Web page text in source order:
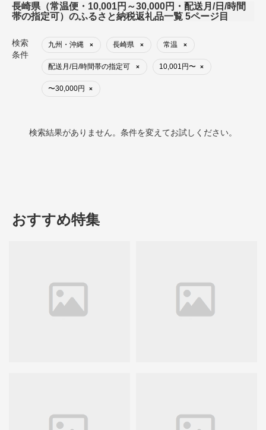
長崎県（常温便・10,001円～30,000円・配送月/日/時間
帯の指定可）のふるさと納税返礼品一覧 5ページ目
検索
条件
九州・沖縄 × 長崎県 × 常温 ×
配送月/日/時間帯の指定可 × 10,001円〜 ×
〜30,000円 ×
検索結果がありません。条件を変えてお試しください。
おすすめ特集